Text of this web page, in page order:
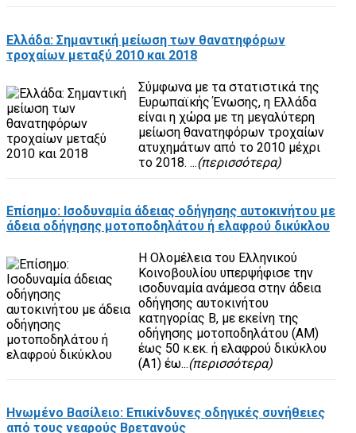
Ελλάδα: Σημαντική μείωση των θανατηφόρων
τροχαίων μεταξύ 2010 και 2018
Σύμφωνα με τα στατιστικά της
Ευρωπαϊκής Ένωσης, η Ελλάδα
είναι η χώρα με τη μεγαλύτερη
μείωση θανατηφόρων τροχαίων
ατυχημάτων από το 2010 μέχρι
το 2018. ...(περισσότερα)
Επίσημο: Ισοδυναμία άδειας οδήγησης αυτοκινήτου με
άδεια οδήγησης μοτοποδηλάτου ή ελαφρού δικύκλου
Η Ολομέλεια του Ελληνικού
Κοινοβουλίου υπερψήφισε την
ισοδυναμία ανάμεσα στην άδεια
οδήγησης αυτοκινήτου
κατηγορίας Β, με εκείνη της
οδήγησης μοτοποδηλάτου (ΑΜ)
έως 50 κ.εκ. ή ελαφρού δικύκλου
(Α1) έω...(περισσότερα)
Ηνωμένο Βασίλειο: Επικίνδυνες οδηγικές συνήθειες
από τους νεαρούς Βρετανούς